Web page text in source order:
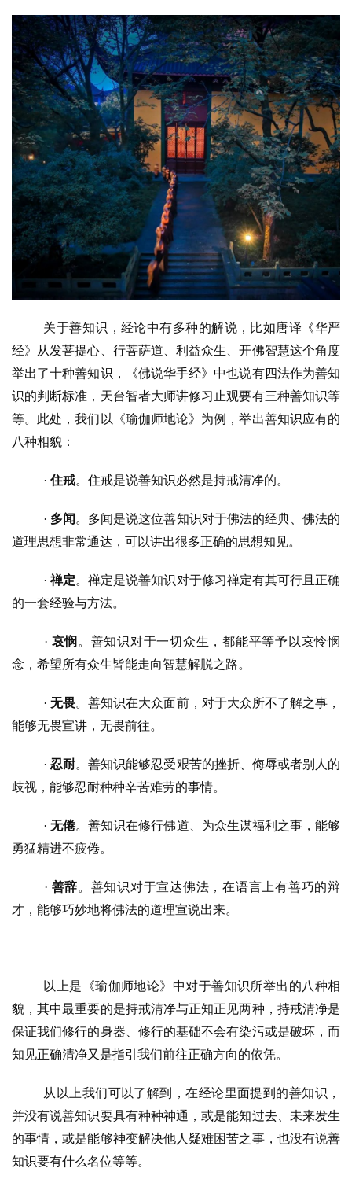
讯
音
高
谈
心
关于善知识，经论中有多种的解说，比如唐译《华严
经》从发菩提心、行菩萨道、利益众生、开佛智慧这个角度
举出了十种善知识，《佛说华手经》中也说有四法作为善知
识的判断标准，天台智者大师讲修习止观要有三种善知识等
等。此处，我们以《瑜伽师地论》为例，举出善知识应有的
八种相貌：
· 住戒。住戒是说善知识必然是持戒清净的。
· 多闻 。多闻是说这位善知识对于佛法的经典、佛法的
道理思想非常通达，可以讲出很多正确的思想知见。
· 禅定。禅定是说善知识对于修习禅定有其可行且正确
的一套经验与方法。
· 哀悯 。善知识对于一切众生，都能平等予以哀怜悯
念，希望所有众生皆能走向智慧解脱之路。
· 无畏。善知识在大众面前，对于大众所不了解之事，
能够无畏宣讲，无畏前往。
· 忍耐。善知识能够忍受艰苦的挫折、侮辱或者别人的
歧视，能够忍耐种种辛苦难劳的事情。
· 无倦。善知识在修行佛道、为众生谋福利之事，能够
勇猛精进不疲倦。
· 善辞。善知识对于宣达佛法，在语言上有善巧的辩
才，能够巧妙地将佛法的道理宣说出来。
以上是《瑜伽师地论》中对于善知识所举出的八种相
貌，其中最重要的是持戒清净与正知正见两种，持戒清净是
保证我们修行的身器、修行的基础不会有染污或是破坏，而
知见正确清净又是指引我们前往正确方向的依凭。
从以上我们可以了解到，在经论里面提到的善知识，
并没有说善知识要具有种种神通，或是能知过去、未来发生
的事情，或是能够神变解决他人疑难困苦之事，也没有说善
知识要有什么名位等等。